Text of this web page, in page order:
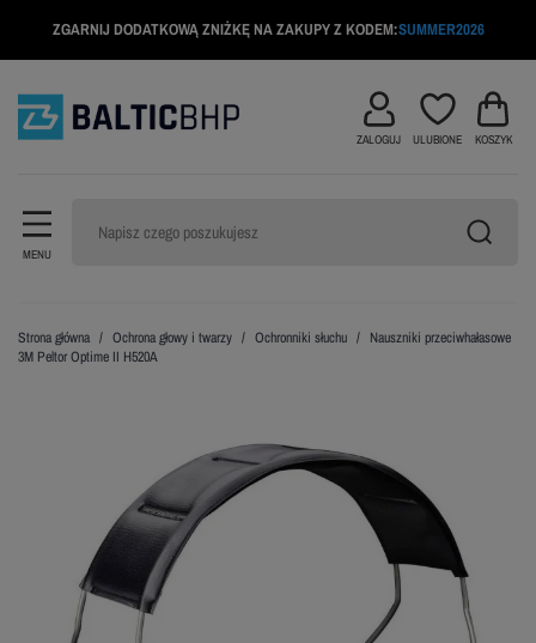
ZGARNIJ DODATKOWĄ ZNIŻKĘ NA ZAKUPY Z KODEM:SUMMER2026
MENU
ZALOGUJ ULUBIONE KOSZYK
Strona główna Ochrona głowy i twarzy Ochronniki słuchu
Nauszniki przeciwhałasowe
3M Peltor Optime II H520A